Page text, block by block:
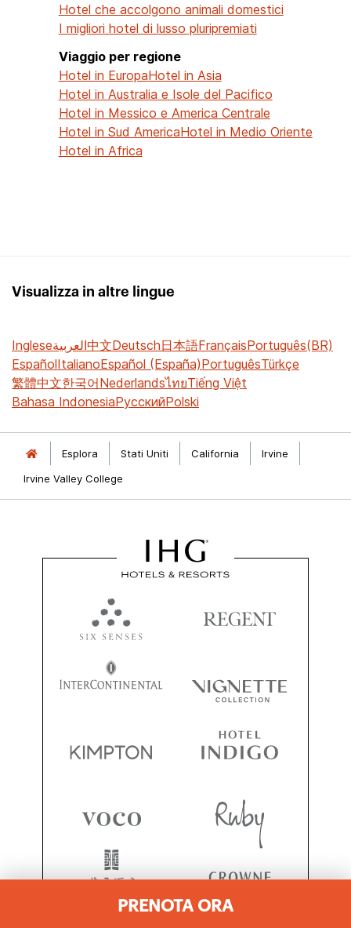
PRENOTA ORA
Hotel che accolgono animali domestici
I migliori hotel di lusso pluripremiati
Viaggio per regione
Hotel in EuropaHotel in Asia
Hotel in Australia e Isole del Pacifico
Hotel in Messico e America Centrale
Hotel in Sud AmericaHotel in Medio Oriente
Hotel in Africa
Visualizza in altre lingue
Ingleseالعربية中文Deutsch日本語FrançaisPortuguês(BR)
EspañolItalianoEspañol (España)PortuguêsTürkçe
繁體中文한국어NederlandsไทยTiếng Việt
Bahasa IndonesiaРусскийPolski
Esplora Stati Uniti California
Irvine
Irvine Valley College